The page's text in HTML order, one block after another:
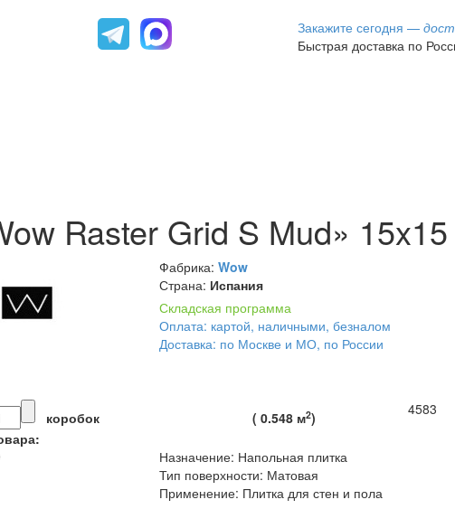
Закажите сегодня —
Быстрая доставка по
Raster Grid S Mud» 15x15
Фабрика:Wow
Страна: Испания
Складская программа
Оплата: картой, наличными, безналом
Доставка: по Москве и МО, по России
коробок ( 0.548м2)
4583
Назначение: Напольная плитка
Тип поверхности: Матовая
Применение: Плитка для стен и пола